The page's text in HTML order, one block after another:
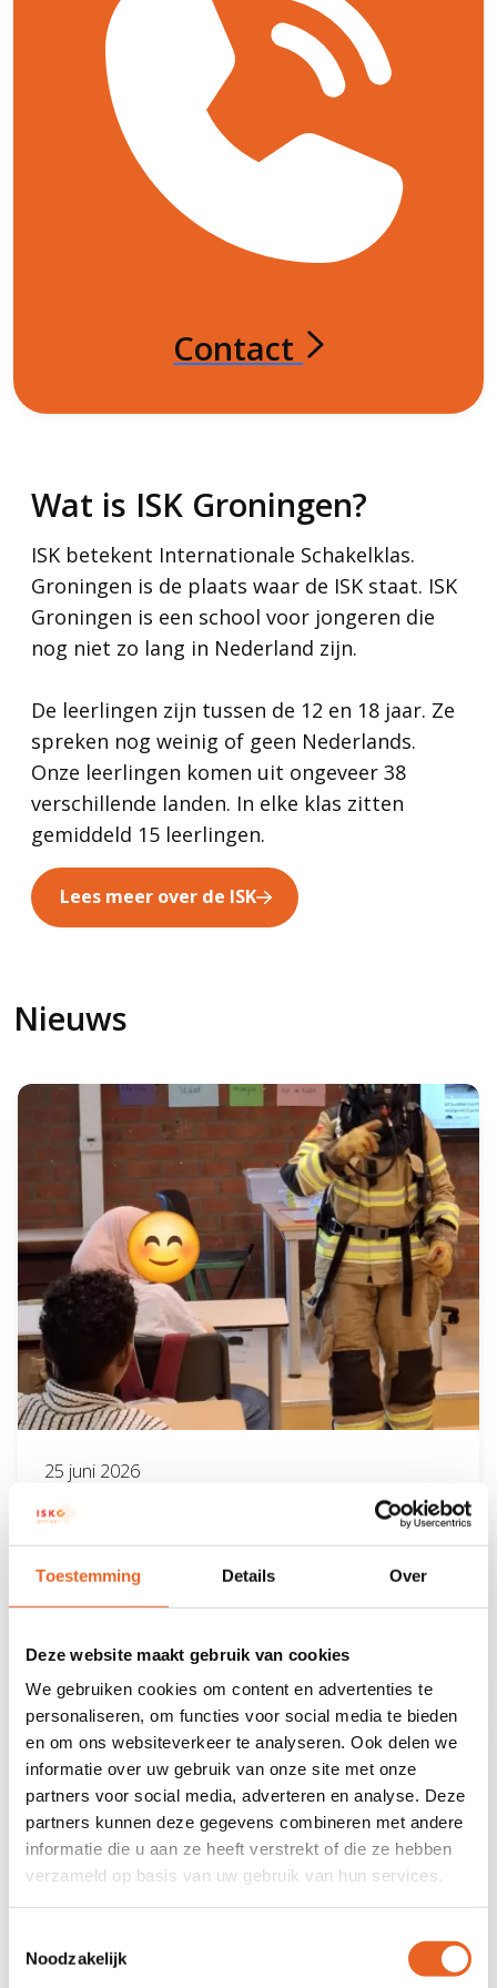
Toestemming Details Over
Deze website maakt gebruik van cookies
We gebruiken cookies om content en advertenties te
personaliseren, om functies voor social media te bieden
en om ons websiteverkeer te analyseren. Ook delen we
informatie over uw gebruik van onze site met onze
partners voor social media, adverteren en analyse. Deze
partners kunnen deze gegevens combineren met andere
informatie die u aan ze heeft verstrekt of die ze hebben
verzameld op basis van uw gebruik van hun services.
Noodzakelijk
Contact
Wat is ISK Groningen?
ISK betekent Internationale Schakelklas.
Groningen is de plaats waar de ISK staat. ISK
Groningen is een school voor jongeren die
nog niet zo lang in Nederland zijn.
De leerlingen zijn tussen de 12 en 18 jaar. Ze
spreken nog weinig of geen Nederlands.
Onze leerlingen komen uit ongeveer 38
verschillende landen. In elke klas zitten
gemiddeld 15 leerlingen.
Lees meer over de ISK
Nieuws
AM1A: Brandweer in de klas
25 juni 2026
Maandag 22 juni heeft mevrouw Nicol
gegeven.